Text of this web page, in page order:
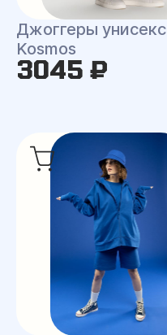
Джоггеры унисекс
Kosmos
3045 ₽